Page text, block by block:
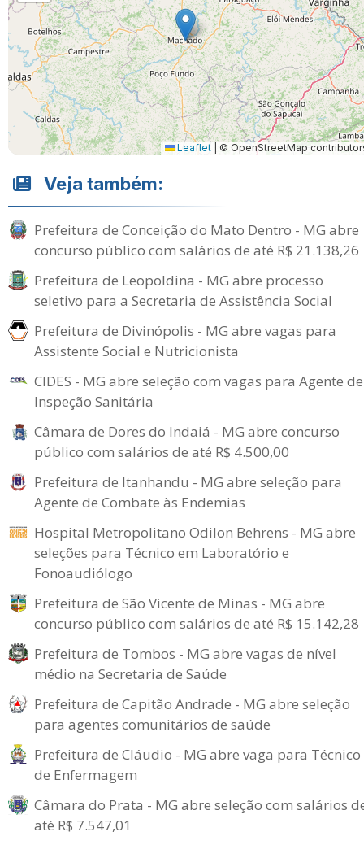
Leaflet © OpenStreetMap
Veja também:
Prefeitura de Conceição do Mato Dentro - MG abre
concurso público com salários de até R$ 21.138,26
Prefeitura de Leopoldina - MG abre processo
seletivo para a Secretaria de Assistência Social
Prefeitura de Divinópolis - MG abre vagas para
Assistente Social e Nutricionista
CIDES - MG abre seleção com vagas para Agente de
Inspeção Sanitária
Câmara de Dores do Indaiá - MG abre concurso
público com salários de até R$ 4.500,00
Prefeitura de Itanhandu - MG abre seleção para
Agente de Combate às Endemias
Hospital Metropolitano Odilon Behrens - MG abre
seleções para Técnico em Laboratório e
Fonoaudiólogo
Prefeitura de São Vicente de Minas - MG abre
concurso público com salários de até R$ 15.142,28
Prefeitura de Tombos - MG abre vagas de nível
médio na Secretaria de Saúde
Prefeitura de Capitão Andrade - MG abre seleção
para agentes comunitários de saúde
Prefeitura de Cláudio - MG abre vaga para Técnico
de Enfermagem
Câmara do Prata - MG abre seleção com salários
até R$ 7.547,01